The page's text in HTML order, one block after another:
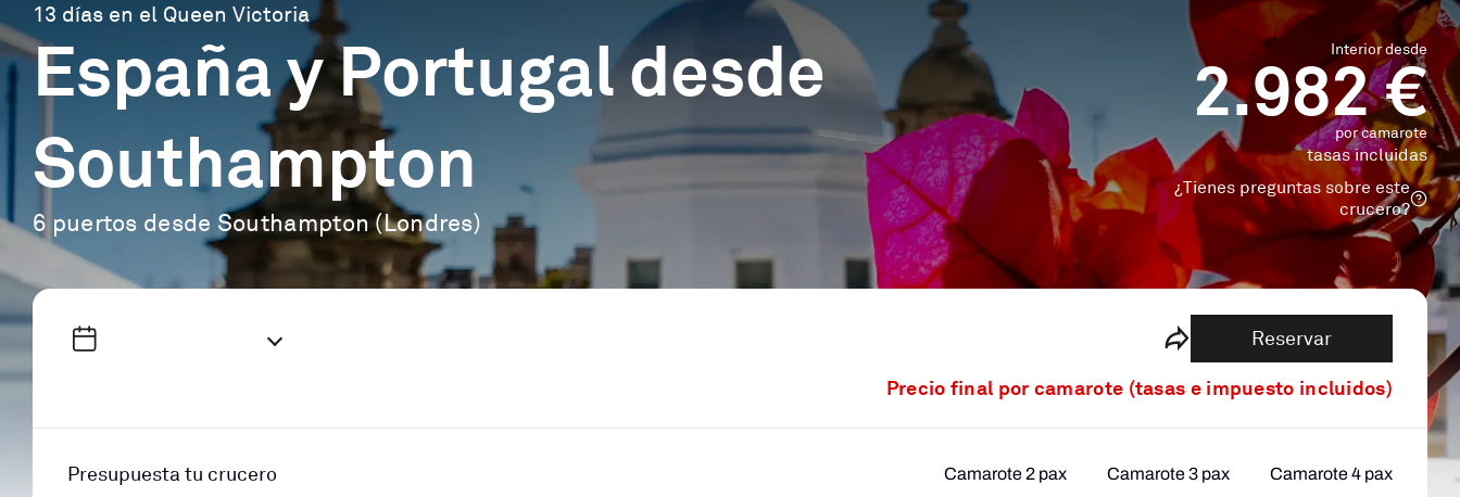
13 días en el Queen Victoria
España y Portugal desde
Southampton
6 puertos desde Southampton (Londres)
Interior desde
2.982 €
por camarote
tasas incluidas
¿Tienes preguntas sobre este
crucero?
Reservar
Precio final por camarote (tasas e impuesto incluidos)
Presupuesta tu crucero Camarote 2 pax Camarote 3 pax Camarote 4 pax